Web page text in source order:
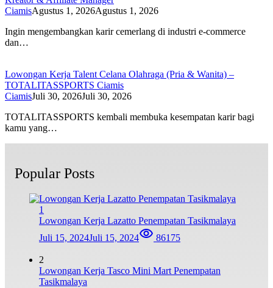
CiamisAgustus 1, 2026Agustus 1, 2026
Ingin mengembangkan karir cemerlang di industri e-commerce
dan…
Lowongan Kerja Talent Celana Olahraga (Pria & Wanita) –
TOTALITASSPORTS Ciamis
CiamisJuli 30, 2026Juli 30, 2026
TOTALITASSPORTS kembali membuka kesempatan karir bagi
kamu yang…
Popular Posts
1
Lowongan Kerja Lazatto Penempatan Tasikmalaya
Juli 15, 2024Juli 15, 2024 86175
2
Lowongan Kerja Tasco Mini Mart Penempatan
Tasikmalaya